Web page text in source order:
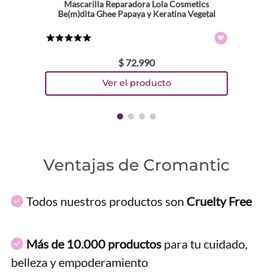
ENVIAR COMENTARIO
Mascarilla Reparadora Lola Cosmetics
Be(m)dita Ghee Papaya y Keratina Vegetal
$ 72.990
Ventajas de Cromantic
Todos nuestros productos son Cruelty Free
Más de 10.000 productos para tu cuidado,
belleza y empoderamiento